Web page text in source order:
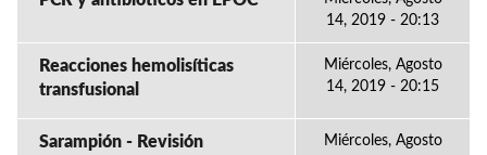
14, 2019 - 20:13
Reacciones hemolisíticas
transfusional
Miércoles, Agosto
14, 2019 - 20:15
Sarampión - Revisión
Miércoles, Agosto